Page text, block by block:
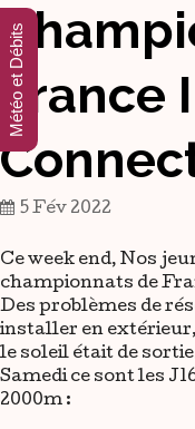
France
5 Fév 2022
Ce week end, Nos
championnats de
Des problèmes de
installer en
le soleil était de
Samedi ce sont les
2000m :
Météo et Débits